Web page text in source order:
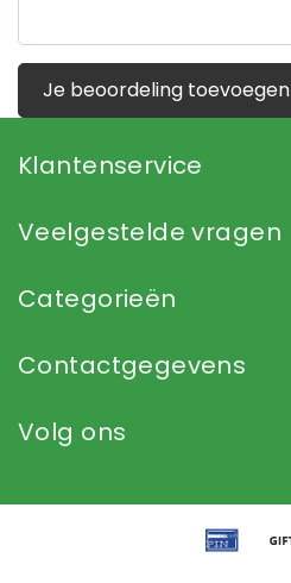
Je beoordeling toevoegen
Klantenservice
Veelgestelde vragen
Categorieën
Contactgegevens
Volg ons